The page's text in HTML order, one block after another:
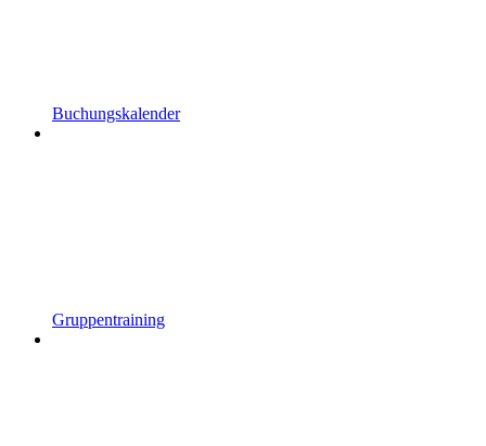
Buchungskalender
Gruppentraining